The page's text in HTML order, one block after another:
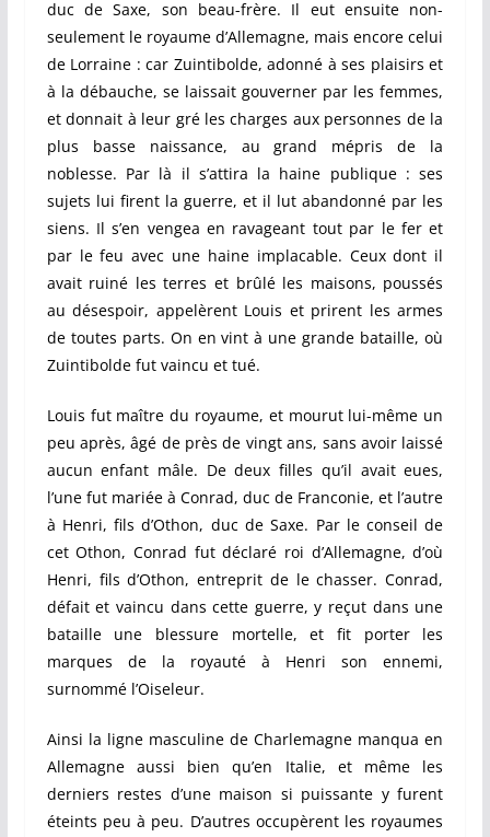
duc de Saxe, son beau-frère. Il eut ensuite non-
seulement le royaume d’Allemagne, mais encore celui
de Lorraine : car Zuintibolde, adonné à ses plaisirs et
à la débauche, se laissait gouverner par les femmes,
et donnait à leur gré les charges aux personnes de la
plus basse naissance, au grand mépris de la
noblesse. Par là il s’attira la haine publique : ses
sujets lui firent la guerre, et il lut abandonné par les
siens. Il s’en vengea en ravageant tout par le fer et
par le feu avec une haine implacable. Ceux dont il
avait ruiné les terres et brûlé les maisons, poussés
au désespoir, appelèrent Louis et prirent les armes
de toutes parts. On en vint à une grande bataille, où
Zuintibolde fut vaincu et tué.
Louis fut maître du royaume, et mourut lui-même un
peu après, âgé de près de vingt ans, sans avoir laissé
aucun enfant mâle. De deux filles qu’il avait eues,
l’une fut mariée à Conrad, duc de Franconie, et l’autre
à Henri, fils d’Othon, duc de Saxe. Par le conseil de
cet Othon, Conrad fut déclaré roi d’Allemagne, d’où
Henri, fils d’Othon, entreprit de le chasser. Conrad,
défait et vaincu dans cette guerre, y reçut dans une
bataille une blessure mortelle, et fit porter les
marques de la royauté à Henri son ennemi,
surnommé l’Oiseleur.
Ainsi la ligne masculine de Charlemagne manqua en
Allemagne aussi bien qu’en Italie, et même les
derniers restes d’une maison si puissante y furent
éteints peu à peu. D’autres occupèrent les royaumes